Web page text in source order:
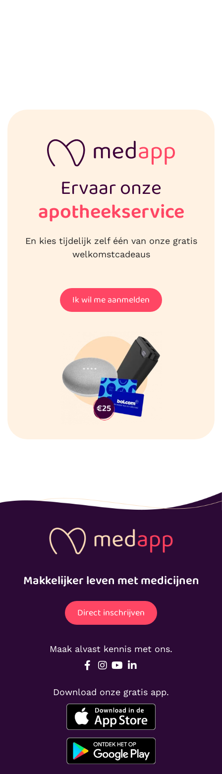
Ervaar onze
apotheekservice
En kies tijdelijk zelf één van onze gratis
welkomstcadeaus
Ik wil me aanmelden
Makkelijker leven met medicijnen
Direct inschrijven
Maak alvast kennis met ons.
Download onze gratis app.